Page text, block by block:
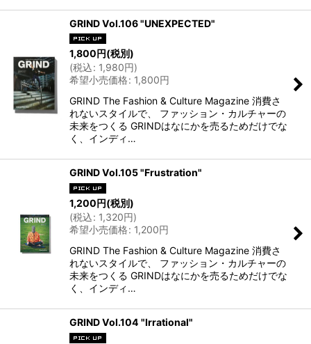
GRIND Vol.106 "UNEXPECTED"
1,800円(税別)
(税込: 1,980円)
希望小売価格: 1,800円
GRIND The Fashion & Culture Magazine 消費さ
れないスタイルで、 ファッション・カルチャーの
未来をつくる GRINDはなにかを売るためだけでな
く、インディ…
GRIND Vol.105 "Frustration"
1,200円(税別)
(税込: 1,320円)
希望小売価格: 1,200円
GRIND The Fashion & Culture Magazine 消費さ
れないスタイルで、 ファッション・カルチャーの
未来をつくる GRINDはなにかを売るためだけでな
く、インディ…
GRIND Vol.104 "Irrational"